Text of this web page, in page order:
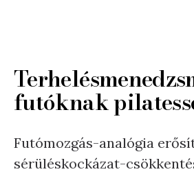
futóknak
Futómozgás-analógia
sérüléskockázat-